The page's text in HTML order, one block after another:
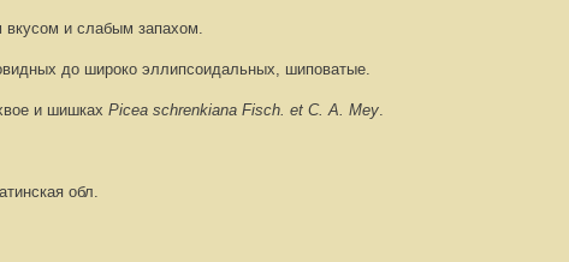
вкусом и слабым запахом.
до широко эллипсоидальных, шиповатые.
и шишках Picea schrenkiana Fisch. et С. A. Mey.
обл.